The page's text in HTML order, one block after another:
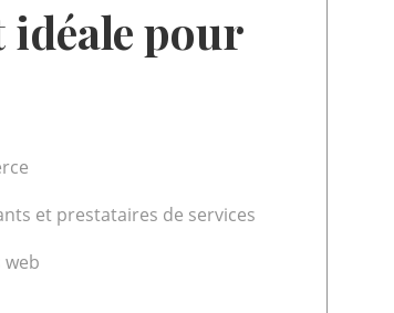
idéale pour
et prestataires de services
web